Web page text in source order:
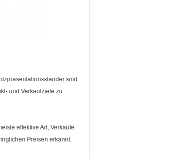
sind
und Verkaufziele zu
effektive Art, Verkäufe
Preisen erkannt.